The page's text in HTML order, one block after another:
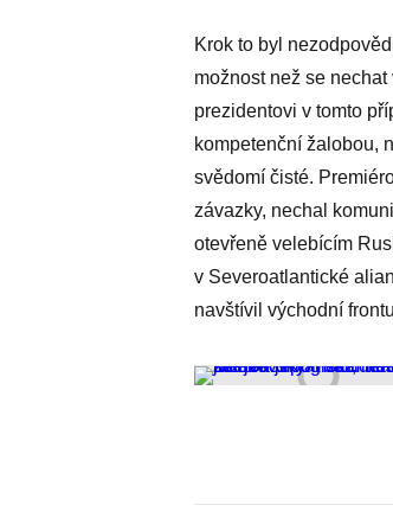
Krok to byl
možnost než se
prezidentovi v tomto
kompetenční žalobou,
svědomí čisté.
závazky, nechal
otevřeně velebícím
v Severoatlantické
navštívil východní